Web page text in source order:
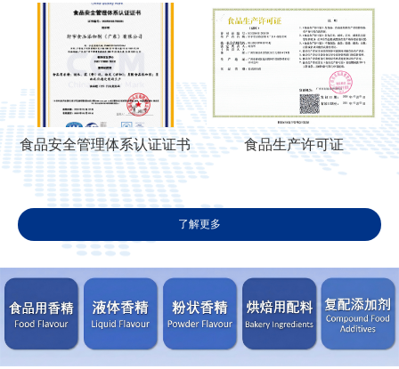
食品安全管理体系认证证书 食品生产许可证
了解更多